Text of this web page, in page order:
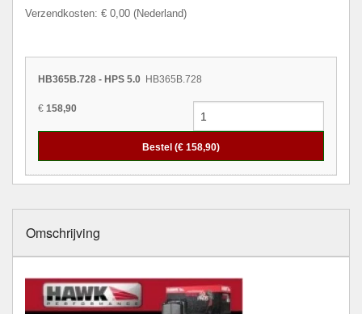
Verzendkosten: € 0,00 (Nederland)
HB365B.728 - HPS 5.0 HB365B.728
€ 158,90
Bestel (€ 158,90)
Omschrijving